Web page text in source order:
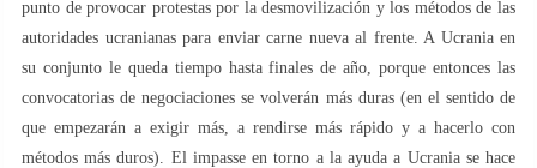
punto de provocar protestas por la desmovilización y los métodos de las
autoridades ucranianas para enviar carne nueva al frente. A Ucrania en
su conjunto le queda tiempo hasta finales de año, porque entonces las
convocatorias de negociaciones se volverán más duras (en el sentido de
que empezarán a exigir más, a rendirse más rápido y a hacerlo con
métodos más duros). El impasse en torno a la ayuda a Ucrania se hace